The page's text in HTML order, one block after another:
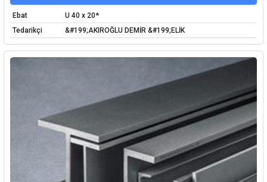
Ebat
U 40 x 20*
Tedarikçi
&#199;AKIROĞLU DEMİR &#199;ELİK